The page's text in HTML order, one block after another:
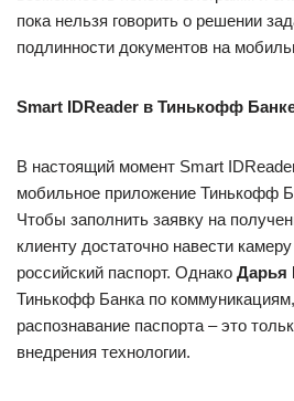
пока нельзя говорить о решении
подлинности документов на
Smart IDReader в Тинькофф
В настоящий момент Smart
мобильное приложение Тинькофф
Чтобы заполнить заявку на
клиенту достаточно навести
российский паспорт. Однако Дарья
Тинькофф Банка по
распознавание паспорта – это
внедрения технологии.